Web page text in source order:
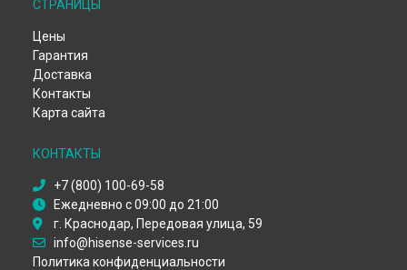
Ремонт холодильника Hisense в
Ремонт холодильника Hisense в
Ремонт холодильника Hisense в
Ремонт холодильника Hisense в
Ремонт холодильника Hisense в
Ремонт холодильника Hisense в
Ремонт холодильника Hisense в
Ремонт холодильника Hisense вМоскве
СТРАНИЦЫ
Цены
Гарантия
Доставка
Контакты
Карта сайта
КОНТАКТЫ
+7 (800) 100-69-58
Ежедневно с 09:00 до 21:00
г. Краснодар, Передовая улица, 59
info@hisense-services.ru
Политика конфиденциальности